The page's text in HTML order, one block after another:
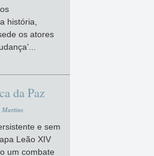
história,
os atores
da Paz
Martins
e sem
Leão XIV
um combate